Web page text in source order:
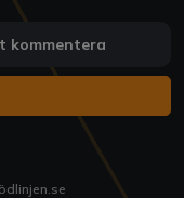
kommentera